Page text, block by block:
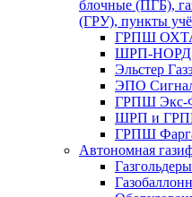
блочные (ПГБ),
(ГРУ), пункты
ГРПШ
ШРП-НОРД
Эльстер
ЭПО
ГРПШ Экс-
ШРП и
ГРПШ
Автономная
Газгольдеры